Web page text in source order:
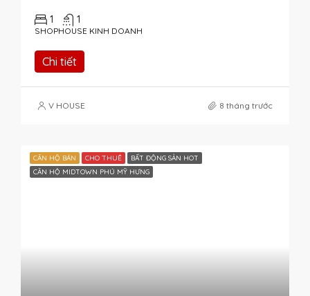
1 1
SHOPHOUSE KINH DOANH
Chi tiết
V HOUSE 8 tháng trước
CĂN HỘ BÁN CHO THUÊ
BẤT ĐỘNG SẢN HOT
CĂN HỘ MIDTOWN PHÚ MỸ HƯNG